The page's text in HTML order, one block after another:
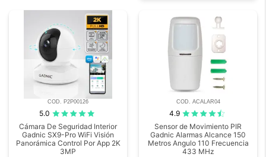
COD. P2P00126
5.0
Cámara De Seguridad Interior
Gadnic SX9-Pro WiFi Visión
Panorámica Control Por App 2K
3MP
COD. ACALAR04
4.9
Sensor de Movimiento PIR
Gadnic Alarmas Alcance 150
Metros Angulo 110 Frecuencia
433 MHz